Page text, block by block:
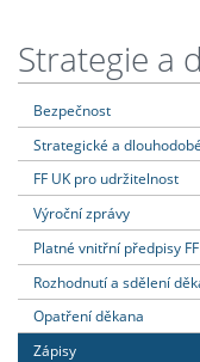
Strategie a
Bezpečnost
Strategické a
FF UK pro udržitelnost
Výroční zprávy
Platné vnitřní předpisy
Rozhodnutí a sdělení
Opatření děkana
Zápisy